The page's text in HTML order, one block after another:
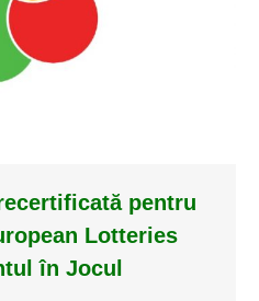
pentru
Lotteries
în Jocul